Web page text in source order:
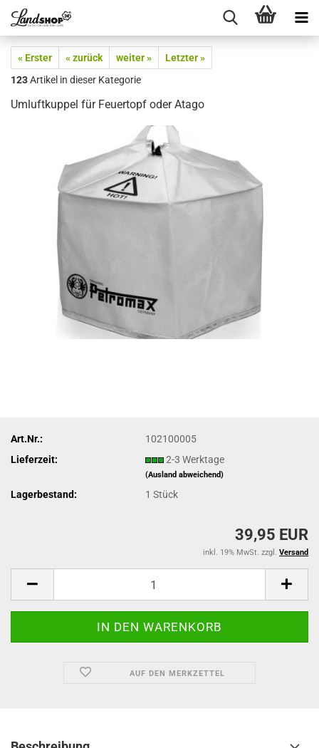
« Erster « zurück weiter »
Letzter »
123Artikel in dieser Kategorie
Umluftkuppel für Feuertopf oder Atago
Art.Nr.:
102100005
Lieferzeit:
2-3 Werktage
(Ausland abweichend)
Lagerbestand: 1Stück
39,95 EUR
inkl. 19% MwSt. zzgl. Versand
AUF DEN MERKZETTEL